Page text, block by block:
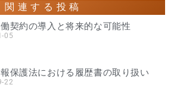
関連する投稿
契約の導入と将来的な可能性
05
保護法における履歴書の取り扱い
22